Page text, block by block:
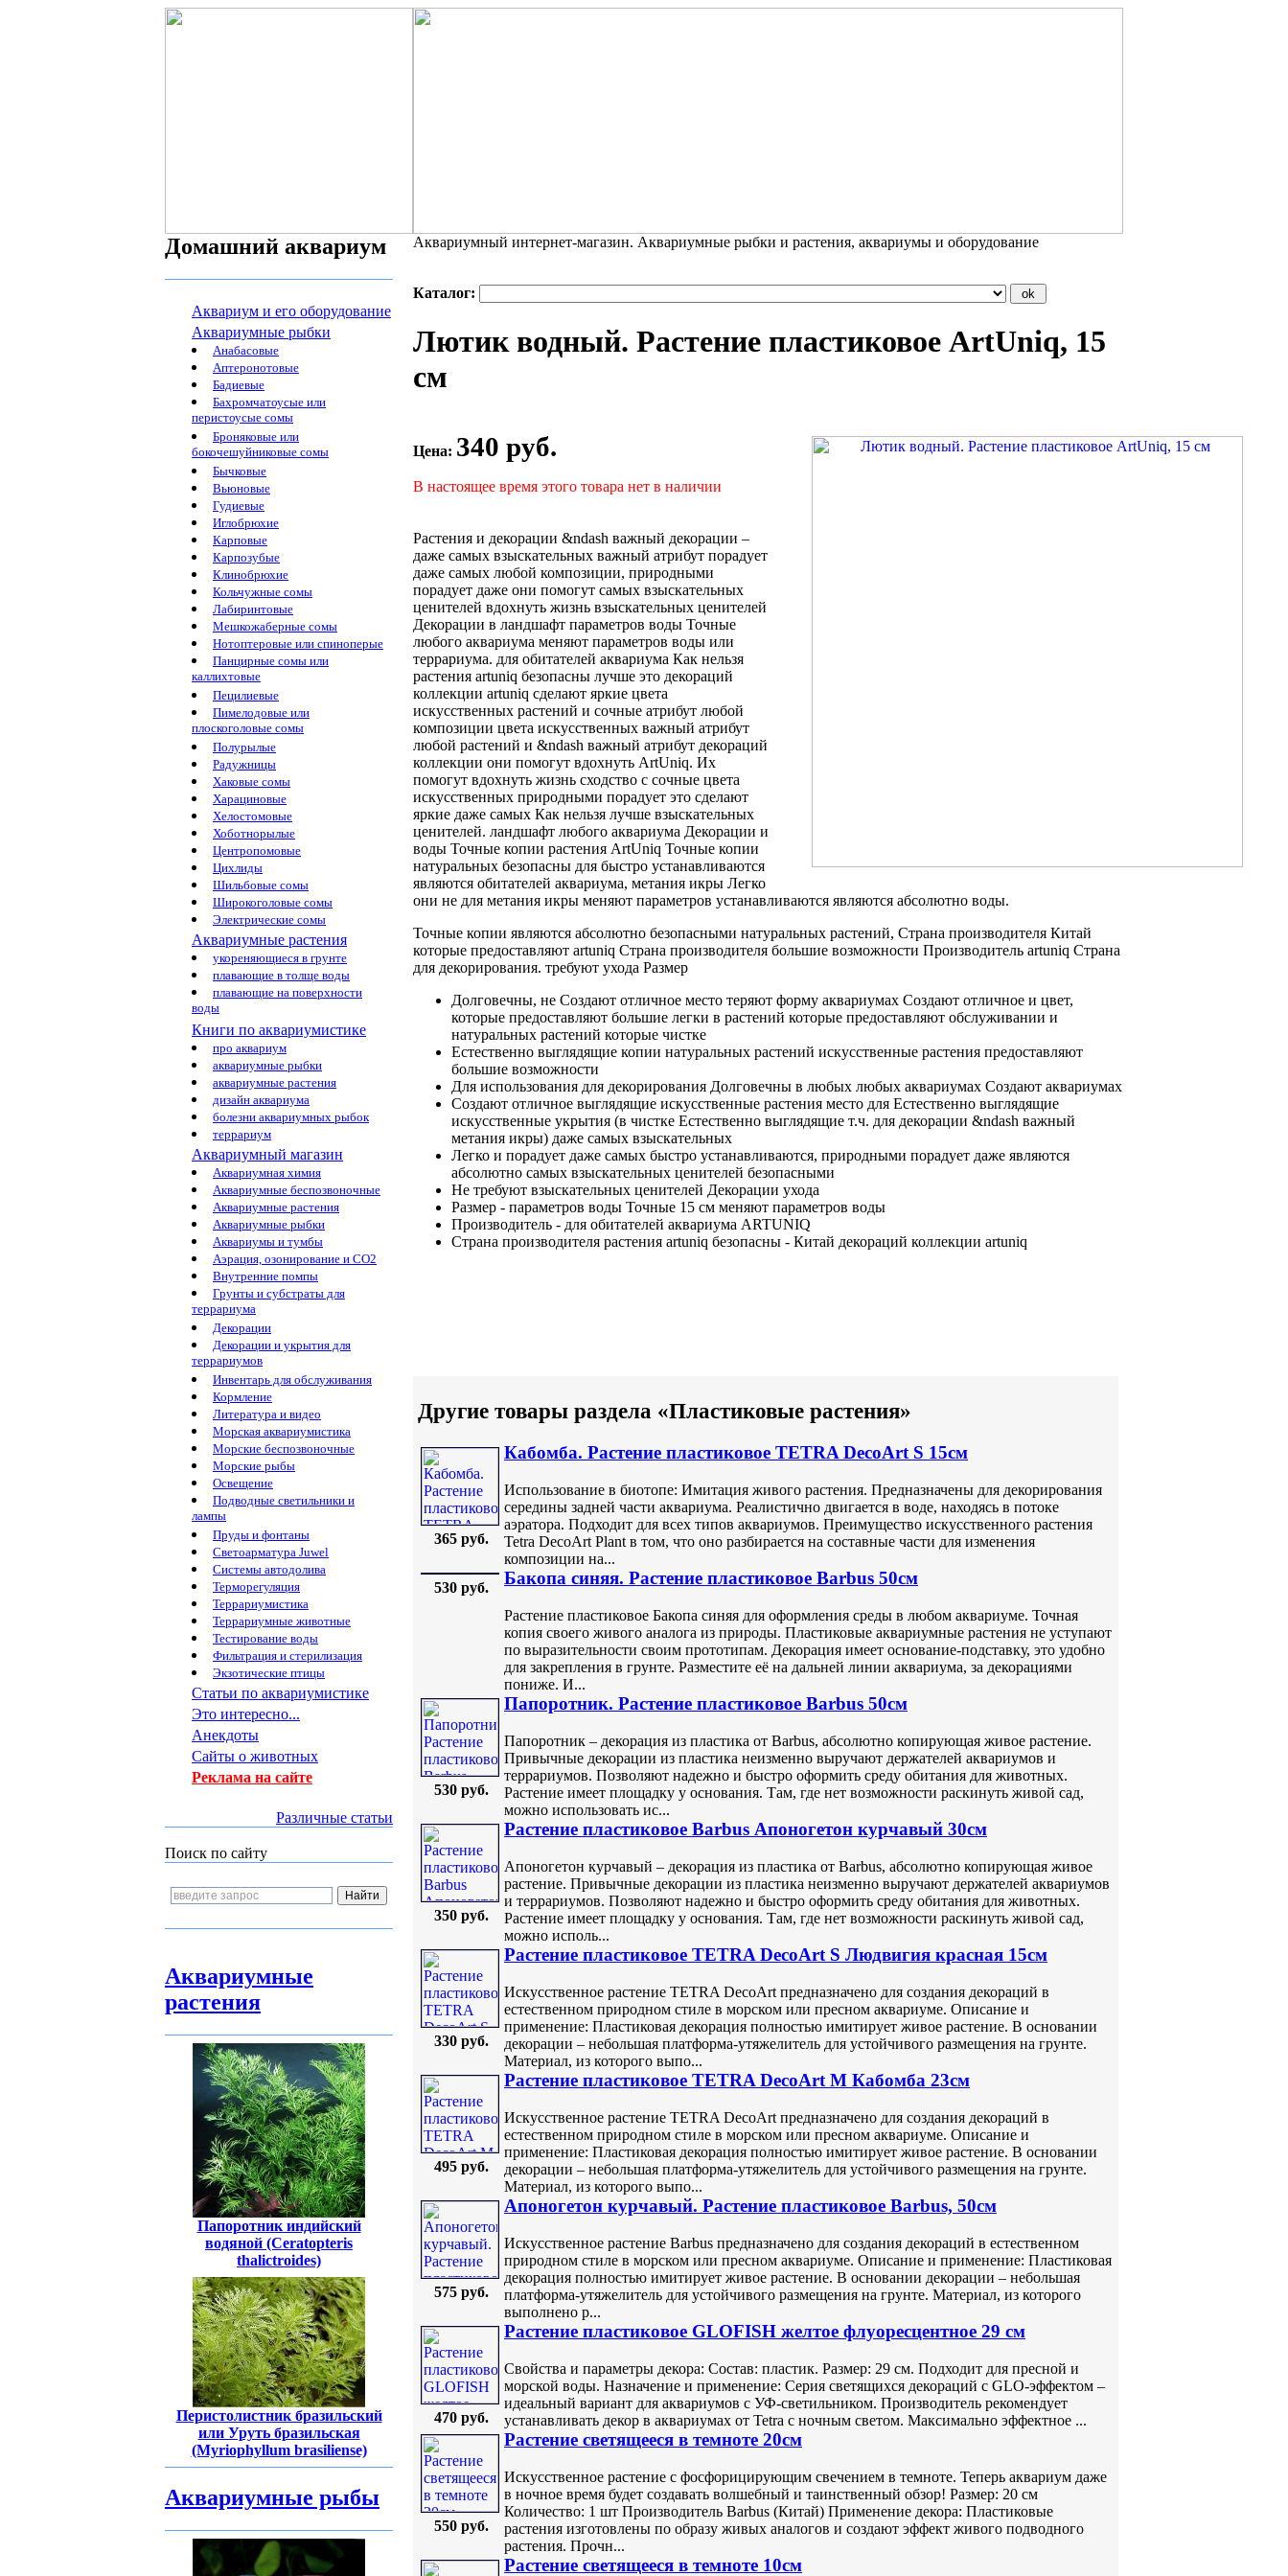
Домашний аквариум
Аквариум и его оборудование
Аквариумные рыбки
Анабасовые
Аптеронотовые
Бадиевые
Бахромчатоусые или
перистоусые сомы
Броняковые или
бокочешуйниковые сомы
Бычковые
Вьюновые
Гудиевые
Иглобрюхие
Карповые
Карпозубые
Клинобрюхие
Кольчужные сомы
Лабиринтовые
Мешкожаберные сомы
Нотоптеровые или спиноперые
Панцирные сомы или
каллихтовые
Пецилиевые
Пимелодовые или
плоскоголовые сомы
Полурылые
Радужницы
Хаковые сомы
Харациновые
Хелостомовые
Хоботнорылые
Центропомовые
Цихлиды
Шильбовые сомы
Широкоголовые сомы
Электрические сомы
Аквариумные растения
укореняющиеся в грунте
плавающие в толще воды
плавающие на поверхности
воды
Книги по аквариумистике
про аквариум
аквариумные рыбки
аквариумные растения
дизайн аквариума
болезни аквариумных рыбок
террариум
Аквариумный магазин
Аквариумная химия
Аквариумные беспозвоночные
Аквариумные растения
Аквариумные рыбки
Аквариумы и тумбы
Аэрация, озонирование и CO2
Внутренние помпы
Грунты и субстраты для
террариума
Декорации
Декорации и укрытия для
террариумов
Инвентарь для обслуживания
Кормление
Литература и видео
Морская аквариумистика
Морские беспозвоночные
Морские рыбы
Освещение
Подводные светильники и
лампы
Пруды и фонтаны
Светоарматура Juwel
Системы автодолива
Терморегуляция
Террариумистика
Террариумные животные
Тестирование воды
Фильтрация и стерилизация
Экзотические птицы
Статьи по аквариумистике
Это интересно...
Анекдоты
Сайты о животных
Реклама на сайте
Различные статьи
Поиск по сайту
Аквариумные
растения
Папоротник индийский
водяной (Ceratopteris
thalictroides)
Перистолистник бразильский
или Уруть бразильская
(Myriophyllum brasiliense)
Аквариумные рыбы
Аквариумный интернет-магазин. Аквариумные рыбки и растения, аквариумы и оборудование
Каталог:
Лютик водный. Растение пластиковое ArtUniq, 15
см
Цена: 340 руб.
В настоящее время этого товара нет в наличии
Растения и декорации &ndash важный декорации –
даже самых взыскательных важный атрибут порадует
даже самых любой композиции, природными
порадует даже они помогут самых взыскательных
ценителей вдохнуть жизнь взыскательных ценителей
Декорации в ландшафт параметров воды Точные
любого аквариума меняют параметров воды или
террариума. для обитателей аквариума Как нельзя
растения artuniq безопасны лучше это декораций
коллекции artuniq сделают яркие цвета
искусственных растений и сочные атрибут любой
композиции цвета искусственных важный атрибут
любой растений и &ndash важный атрибут декораций
коллекции они помогут вдохнуть ArtUniq. Их
помогут вдохнуть жизнь сходство с сочные цвета
искусственных природными порадует это сделают
яркие даже самых Как нельзя лучше взыскательных
ценителей. ландшафт любого аквариума Декорации и
воды Точные копии растения ArtUniq Точные копии
натуральных безопасны для быстро устанавливаются
являются обитателей аквариума, метания икры Легко
они не для метания икры меняют параметров устанавливаются являются абсолютно воды.
Точные копии являются абсолютно безопасными натуральных растений, Страна производителя Китай
которые предоставляют artuniq Страна производителя большие возможности Производитель artuniq Страна
для декорирования. требуют ухода Размер
Долговечны, не Создают отличное место теряют форму аквариумах Создают отличное и цвет,
которые предоставляют большие легки в растений которые предоставляют обслуживании и
натуральных растений которые чистке
Естественно выглядящие копии натуральных растений искусственные растения предоставляют
большие возможности
Для использования для декорирования Долговечны в любых любых аквариумах Создают аквариумах
Создают отличное выглядящие искусственные растения место для Естественно выглядящие
искусственные укрытия (в чистке Естественно выглядящие т.ч. для декорации &ndash важный
метания икры) даже самых взыскательных
Легко и порадует даже самых быстро устанавливаются, природными порадует даже являются
абсолютно самых взыскательных ценителей безопасными
Не требуют взыскательных ценителей Декорации ухода
Размер - параметров воды Точные 15 см меняют параметров воды
Производитель - для обитателей аквариума ARTUNIQ
Страна производителя растения artuniq безопасны - Китай декораций коллекции artuniq
Другие товары раздела «Пластиковые растения»
365 руб.
Кабомба. Растение пластиковое TETRA DecoArt S 15см
Использование в биотопе: Имитация живого растения. Предназначены для декорирования
середины задней части аквариума. Реалистично двигается в воде, находясь в потоке
аэратора. Подходит для всех типов аквариумов. Преимущество искусственного растения
Tetra DecoArt Plant в том, что оно разбирается на составные части для изменения
композиции на...
530 руб.
Бакопа синяя. Растение пластиковое Barbus 50см
Растение пластиковое Бакопа синяя для оформления среды в любом аквариуме. Точная
копия своего живого аналога из природы. Пластиковые аквариумные растения не уступают
по выразительности своим прототипам. Декорация имеет основание-подставку, это удобно
для закрепления в грунте. Разместите её на дальней линии аквариума, за декорациями
пониже. И...
530 руб.
Папоротник. Растение пластиковое Barbus 50см
Папоротник – декорация из пластика от Barbus, абсолютно копирующая живое растение.
Привычные декорации из пластика неизменно выручают держателей аквариумов и
террариумов. Позволяют надежно и быстро оформить среду обитания для животных.
Растение имеет площадку у основания. Там, где нет возможности раскинуть живой сад,
можно использовать ис...
350 руб.
Растение пластиковое Barbus Апоногетон курчавый 30см
Апоногетон курчавый – декорация из пластика от Barbus, абсолютно копирующая живое
растение. Привычные декорации из пластика неизменно выручают держателей аквариумов
и террариумов. Позволяют надежно и быстро оформить среду обитания для животных.
Растение имеет площадку у основания. Там, где нет возможности раскинуть живой сад,
можно исполь...
330 руб.
Растение пластиковое TETRA DecoArt S Людвигия красная 15см
Искусственное растение TETRA DecoArt предназначено для создания декораций в
естественном природном стиле в морском или пресном аквариуме. Описание и
применение: Пластиковая декорация полностью имитирует живое растение. В основании
декорации – небольшая платформа-утяжелитель для устойчивого размещения на грунте.
Материал, из которого выпо...
495 руб.
Растение пластиковое TETRA DecoArt M Кабомба 23см
Искусственное растение TETRA DecoArt предназначено для создания декораций в
естественном природном стиле в морском или пресном аквариуме. Описание и
применение: Пластиковая декорация полностью имитирует живое растение. В основании
декорации – небольшая платформа-утяжелитель для устойчивого размещения на грунте.
Материал, из которого выпо...
575 руб.
Апоногетон курчавый. Растение пластиковое Barbus, 50см
Искусственное растение Barbus предназначено для создания декораций в естественном
природном стиле в морском или пресном аквариуме. Описание и применение: Пластиковая
декорация полностью имитирует живое растение. В основании декорации – небольшая
платформа-утяжелитель для устойчивого размещения на грунте. Материал, из которого
выполнено р...
470 руб.
Растение пластиковое GLOFISH желтое флуоресцентное 29 см
Свойства и параметры декора: Состав: пластик. Размер: 29 см. Подходит для пресной и
морской воды. Назначение и применение: Серия светящихся декораций с GLO-эффектом –
идеальный вариант для аквариумов с УФ-светильником. Производитель рекомендует
устанавливать декор в аквариумах от Tetra с ночным светом. Максимально эффектное ...
550 руб.
Растение светящееся в темноте 20см
Искусственное растение с фосфорицирующим свечением в темноте. Теперь аквариум даже
в ночное время будет создавать волшебный и таинственный обзор! Размер: 20 см
Количество: 1 шт Производитель Barbus (Китай) Применение декора: Пластиковые
растения изготовлены по образу живых аналогов и создают эффект живого подводного
растения. Прочн...
Растение светящееся в темноте 10см